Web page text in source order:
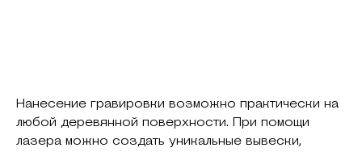
Нанесение гравировки возможно практически на
любой деревянной поверхности. При помощи
лазера можно создать уникальные вывески,